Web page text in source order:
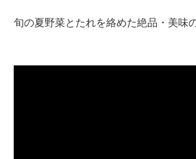
旬の夏野菜とたれを絡めた絶品・美味